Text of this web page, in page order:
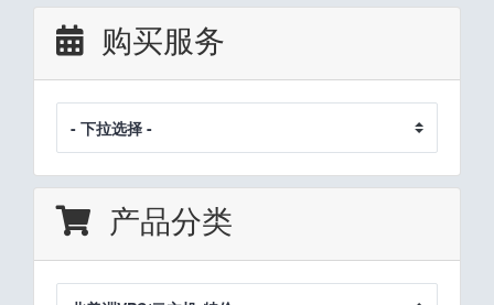
购买服务
产品分类